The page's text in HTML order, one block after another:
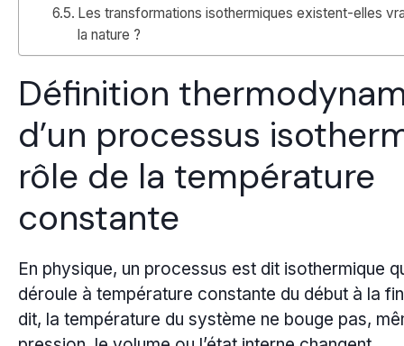
Les transformations isothermiques existent-elles
la nature ?
Définition
d’un processus
rôle de la température
constante
En physique, un processus est dit isothermique
déroule à température constante du début à la
dit, la température du système ne bouge pas,